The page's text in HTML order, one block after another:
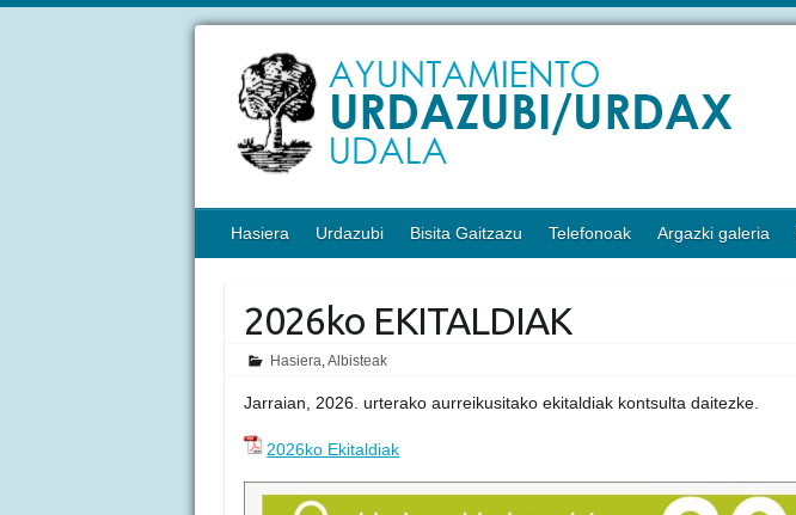
Hasiera Urdazubi Bisita Gaitzazu Telefonoak Argazki galeria
2026ko EKITALDIAK
Hasiera,Albisteak
Jarraian, 2026. urterako aurreikusitako ekitaldiak kontsulta daitezke.
2026ko Ekitaldiak